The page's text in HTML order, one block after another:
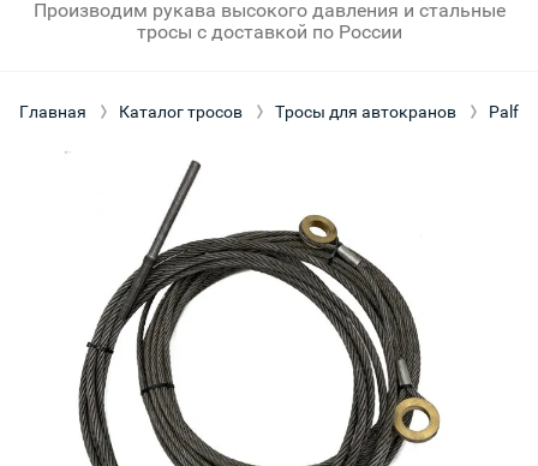
Партнерам
Отзывы
Политика конфиденциальности
Производим рукава высокого давления и стальные
тросы с доставкой по России
Главная Каталог тросов Тросы для автокранов